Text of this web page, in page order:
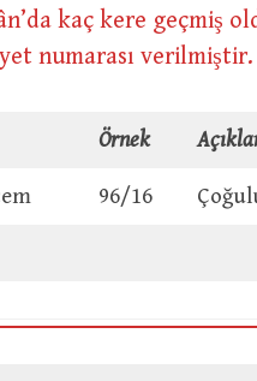
kaç kere geçmiş
numarası verilmiştir.
Örnek
96/16